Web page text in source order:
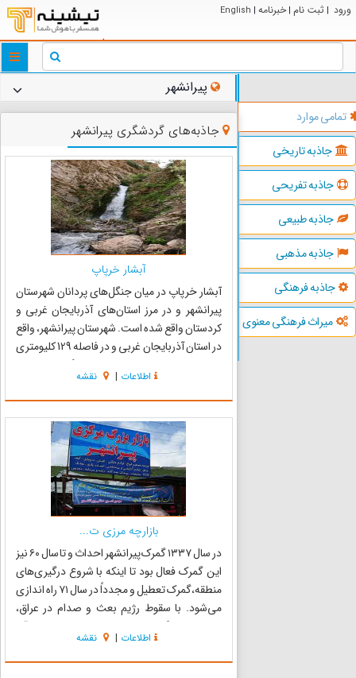
ورود | ثبت نام | خبرنامه |
English
تمامی موارد
جاذبه تاریخی
جاذبه تفریحی
جاذبه طبیعی
جاذبه مذهبی
جاذبه فرهنگی
میراث فرهنگی معنوی
پیرانشهر
جاذبه‌های گردشگری پیرانشهر
آبشار خرپاپ
آبشار خرپاپ در میان جنگل‌های پردانان شهرستان
پیرانشهر و در مرز استان‌های آذربایجان غربی و
کردستان واقع شده است. شهرستان پیرانشهر، واقع
در استان آذربایجان غربی و در فاصله 129 کلیومتری
جنوب شهرستان ارومیه قرار دارد. جنگل‌های سرسبز
و خوش آب و هوای پردانان در 22 کیلومتری جنوب
پیرانشهر و...
اطلاعات | نقشه
بازارچه مرزی ت...
در سال ۱۳۳۷ گمرک پیرانشهر احداث و تا سال ۶۰ نیز
این گمرک فعال بود تا اینکه با شروع درگیری‌های
منطقه،گمرک تعطیل و مجدداً در سال ۷۱ راه اندازی
می‌شود. با سقوط رژیم بعث و صدام در عراق،
فعالیت این گمرک بسیار افزایش یافته، به تبع آن
بازارچه مرزی تمرچین نیز فعال می‌شود. بر اساس
مجوز شورای ع...
اطلاعات | نقشه